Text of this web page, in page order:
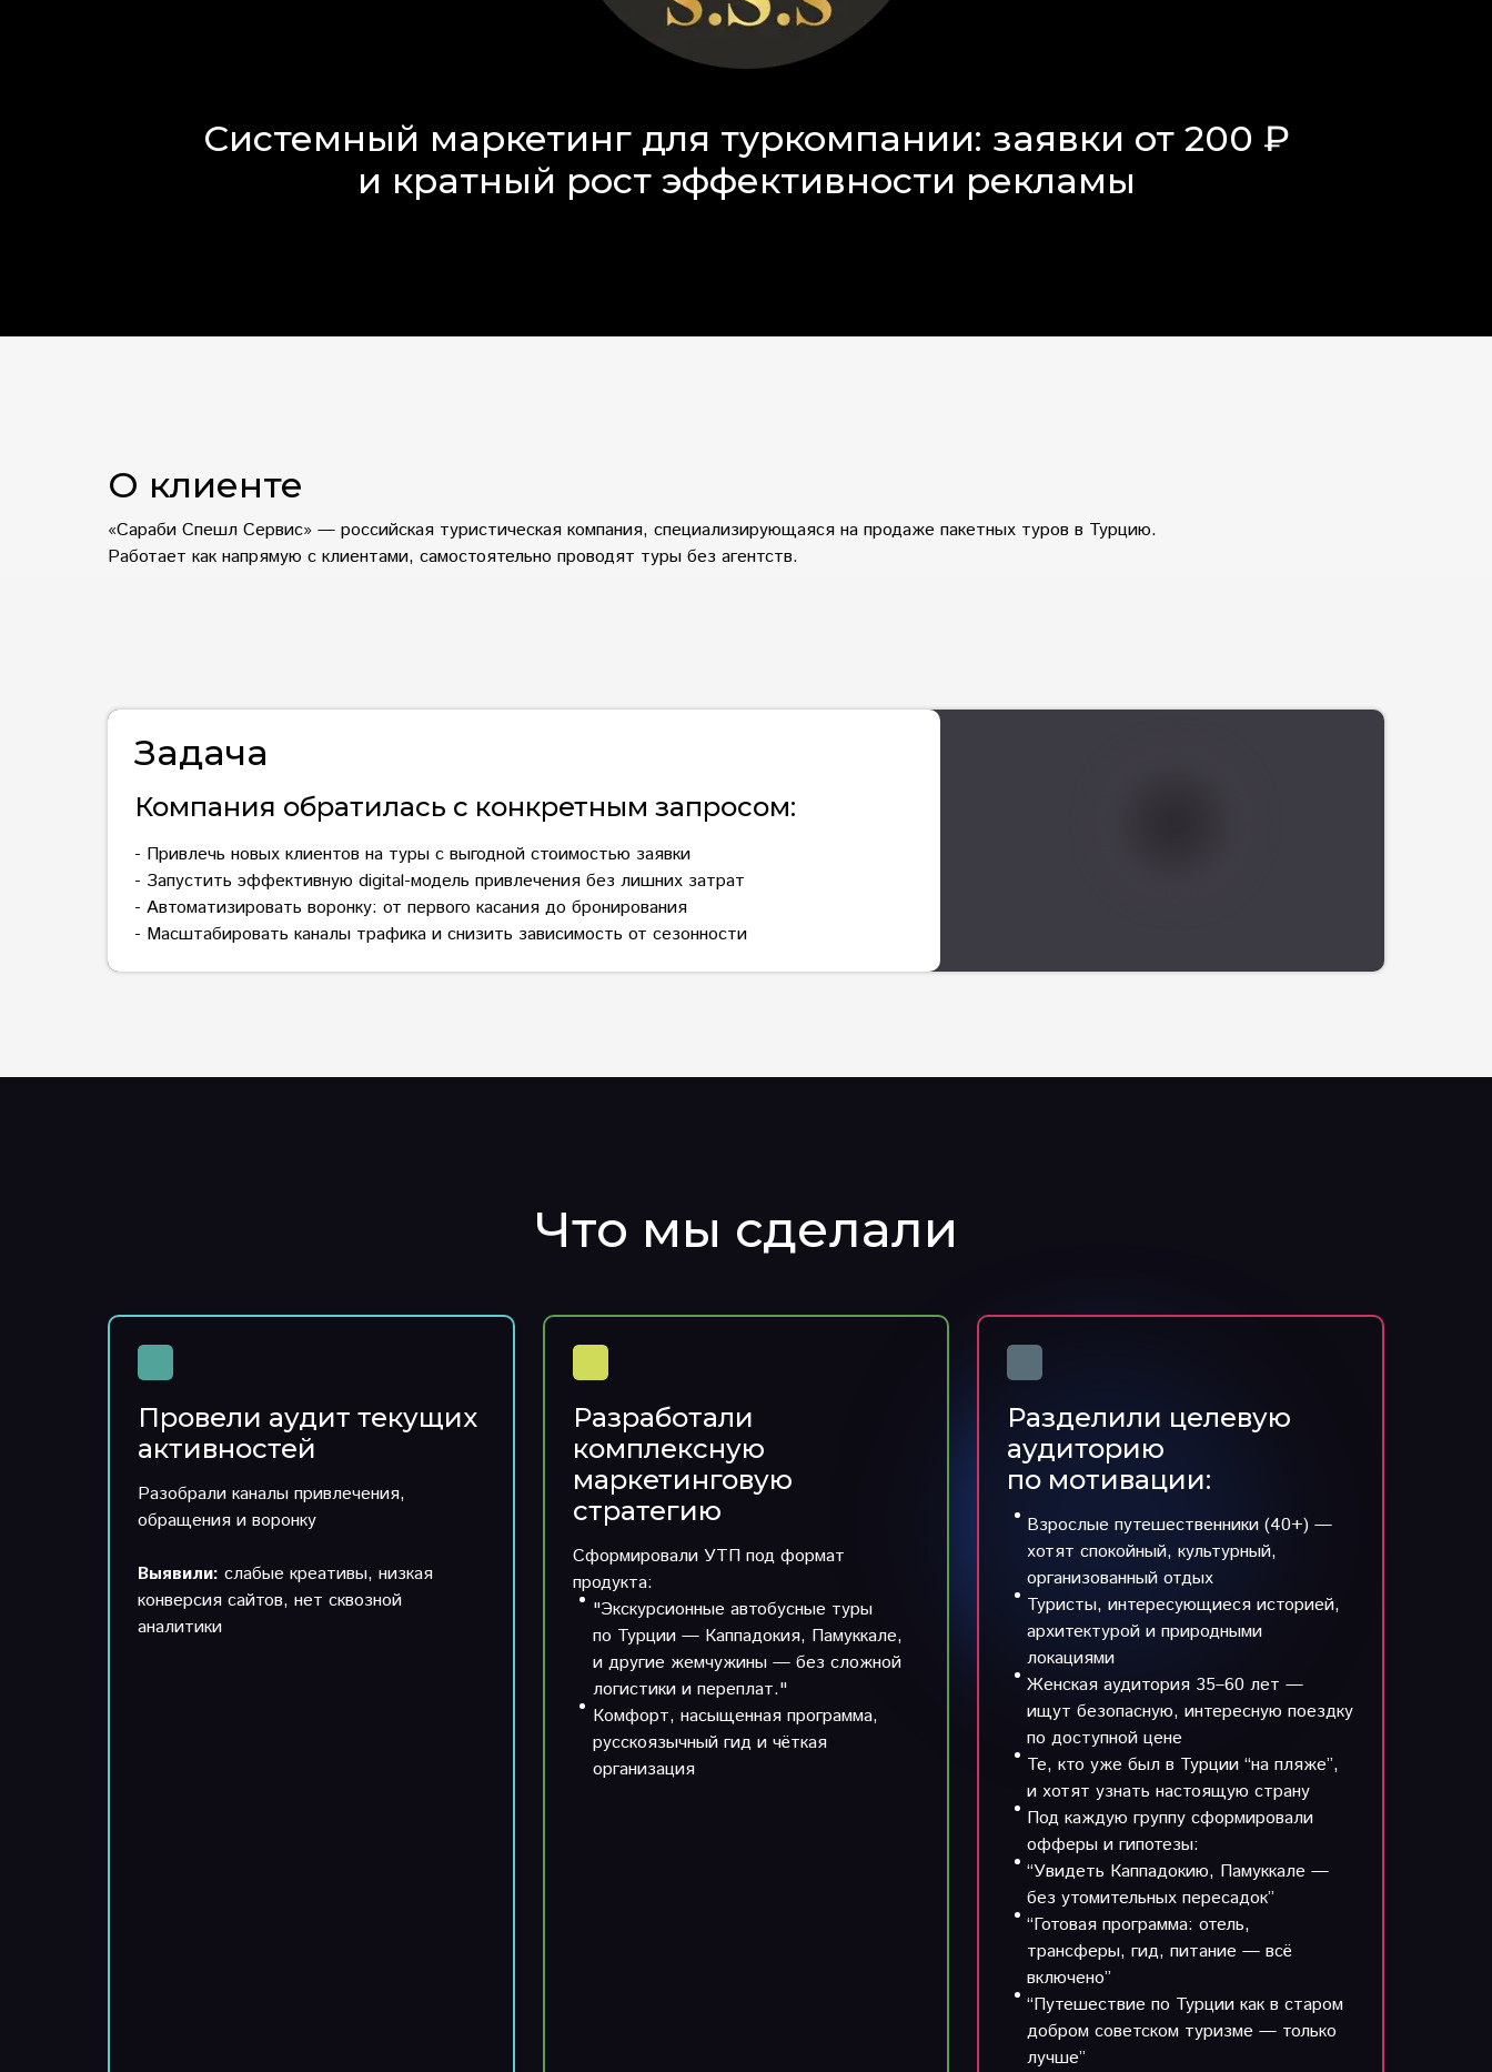
Системный маркетинг для туркомпании: заявки от 200 ₽
и кратный рост эффективности рекламы
О клиенте
«Сараби Спешл Сервис» — российская туристическая компания, специализирующаяся на продаже пакетных туров в Турцию.
Работает как напрямую с клиентами, самостоятельно проводят туры без агентств.
- Привлечь новых клиентов на туры с выгодной стоимостью заявки
- Запустить эффективную digital-модель привлечения без лишних затрат
- Автоматизировать воронку: от первого касания до бронирования
- Масштабировать каналы трафика и снизить зависимость от сезонности
Компания обратилась с конкретным запросом:
Задача
Что мы сделали
Провели аудит текущих
активностей
Разобрали каналы привлечения,
обращения и воронку
Выявили: слабые креативы, низкая
конверсия сайтов, нет сквозной
аналитики
Разработали
комплексную
маркетинговую
стратегию
Сформировали УТП под формат
продукта:
"Экскурсионные автобусные туры
по Турции — Каппадокия, Памуккале,
и другие жемчужины — без сложной
логистики и переплат."
Комфорт, насыщенная программа,
русскоязычный гид и чёткая
организация
Разделили целевую
аудиторию
по мотивации:
Взрослые путешественники (40+) —
хотят спокойный, культурный,
организованный отдых
Туристы, интересующиеся историей,
архитектурой и природными
локациями
Женская аудитория 35–60 лет —
ищут безопасную, интересную поездку
по доступной цене
Те, кто уже был в Турции “на пляже”,
и хотят узнать настоящую страну
Под каждую группу сформировали
офферы и гипотезы:
“Увидеть Каппадокию, Памуккале —
без утомительных пересадок”
“Готовая программа: отель,
трансферы, гид, питание — всё
включено”
“Путешествие по Турции как в старом
добром советском туризме — только
лучше”